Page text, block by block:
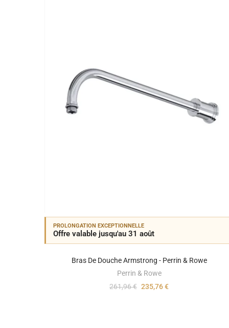
PROLONGATION EXCEPTIONNELLE
Offre valable jusqu'au 31 août
Bras De Douche Armstrong - Perrin & Rowe
Perrin & Rowe
261,96 € 235,76 €